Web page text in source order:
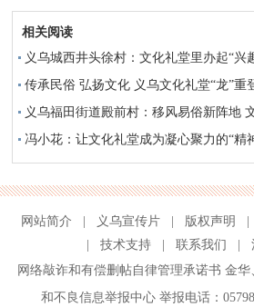
相关阅读
义乌城西井头徐村：文化礼堂里办起“兴
传承民俗 弘扬文化 义乌文化礼堂“龙”重
义乌福田街道殿前村：移风易俗新阵地
冯小花：让文化礼堂成为凝心聚力的“精
网站简介 | 义乌宣传片 | 版权声明 |
|
技术支持 | 联系我们 |
网络敲诈和有偿删帖自律管理承诺书 金华
和不良信息举报中心举报电话：